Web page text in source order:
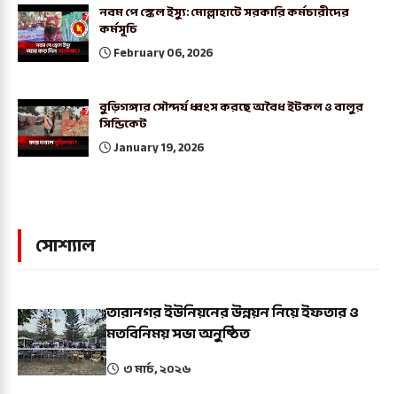
নবম পে স্কেল ইস্যু: মোল্লাহাটে সরকারি কর্মচারীদের
কর্মসূচি
February 06, 2026
বুড়িগঙ্গার সৌন্দর্য ধ্বংস করছে অবৈধ ইটকল ও বালুর
সিন্ডিকেট
January 19, 2026
সোশ্যাল
তারানগর ইউনিয়নের উন্নয়ন নিয়ে ইফতার ও
মতবিনিময় সভা অনুষ্ঠিত
৩ মার্চ, ২০২৬